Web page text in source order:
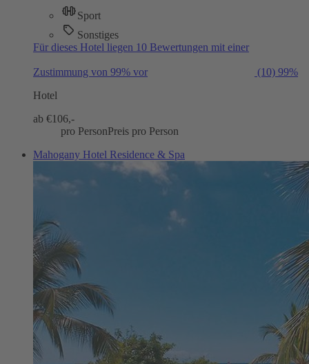
Sport
Sonstiges
Für dieses Hotel liegen 10 Bewertungen mit einer
Zustimmung von 99% vor (10) 99%
Hotel
ab €106,-
pro PersonPreis pro Person
Mahogany Hotel Residence & Spa